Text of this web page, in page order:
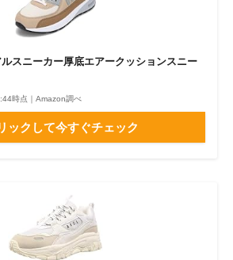
スニーカー厚底エアークッションスニー
時点｜Amazon調べ
ックして今すぐチェック